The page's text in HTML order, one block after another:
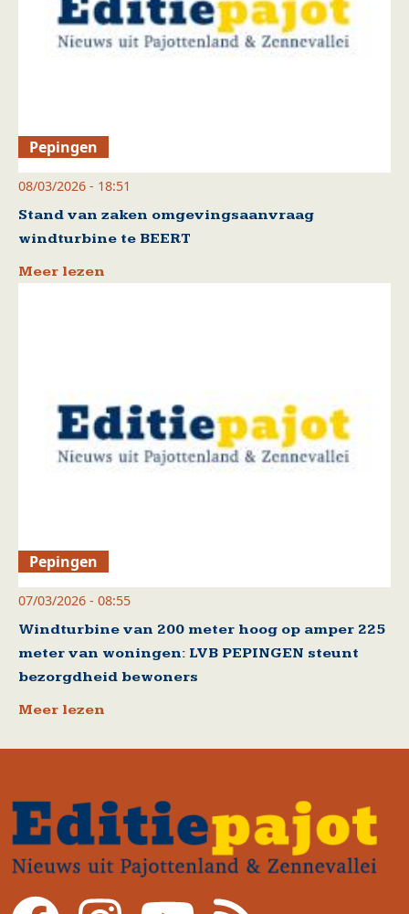
Pepingen
08/03/2026 - 18:51
Stand van zaken omgevingsaanvraag
windturbine te BEERT
Meer lezen
Pepingen
07/03/2026 - 08:55
Windturbine van 200 meter hoog op amper 225
meter van woningen: LVB PEPINGEN steunt
bezorgdheid bewoners
Meer lezen